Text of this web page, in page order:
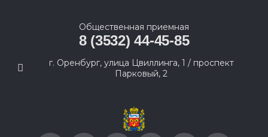
Общественная приемная
8 (3532) 44-45-85
г. Оренбург, улица Цвиллинга, 1 / проспект
Парковый, 2